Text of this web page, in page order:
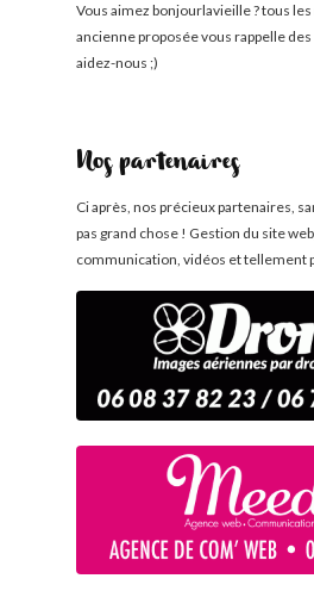
Vous aimez bonjourlavieille ? tous
ancienne proposée vous rappelle
aidez-nous ;)
Nos partenaires
Ci après, nos précieux partenaires,
pas grand chose ! Gestion du site
communication, vidéos et tellement